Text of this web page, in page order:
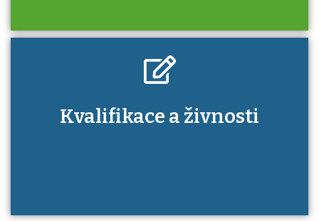
Kdo je to autorizovaná osoba a jaké výhody
má získání autorizace?
Kvalifikace a živnosti